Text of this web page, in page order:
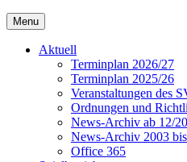
Menu
Aktuell
Terminplan 2026/27
Terminplan 2025/26
Veranstaltungen des
Ordnungen und
News-Archiv ab 12/
News-Archiv 2003
Office 365